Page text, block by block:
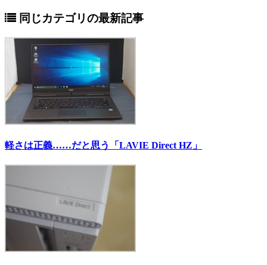
同じカテゴリの最新記事
軽さは正義……だと思う「LAVIE Direct HZ」